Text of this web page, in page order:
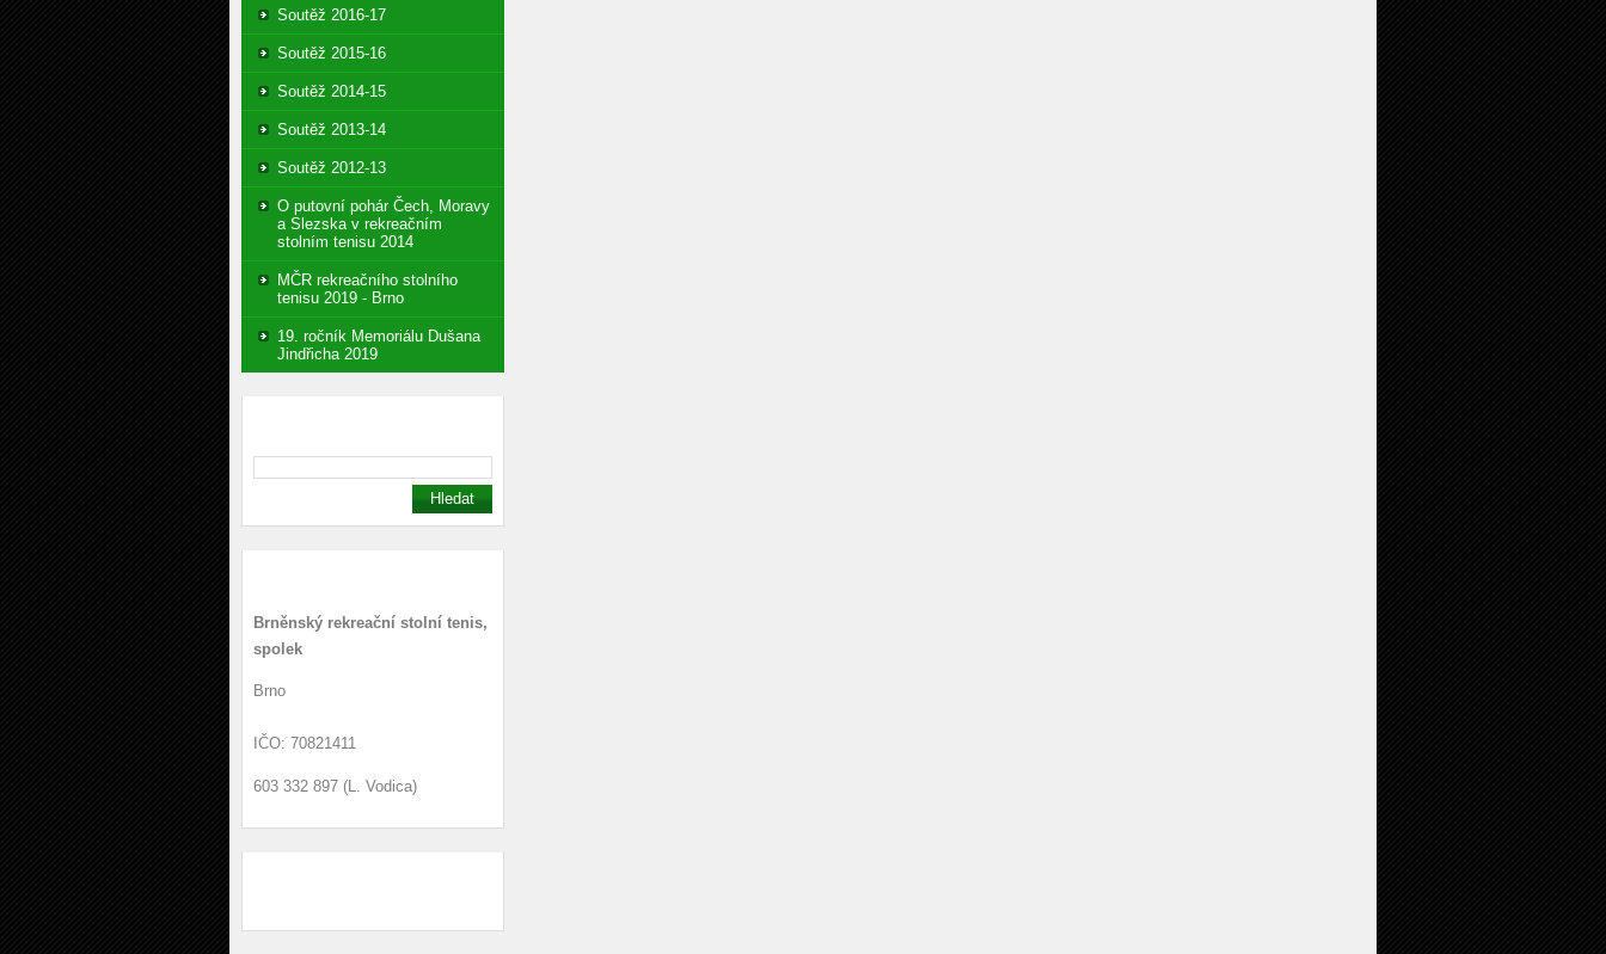
Soutěž 2016-17
Soutěž 2015-16
Soutěž 2014-15
Soutěž 2013-14
Soutěž 2012-13
O putovní pohár Čech, Moravy
a Slezska v rekreačním
stolním tenisu 2014
MČR rekreačního stolního
tenisu 2019 - Brno
19. ročník Memoriálu Dušana
Jindřicha 2019
Brněnský rekreační stolní tenis,
spolek
Brno
IČO: 70821411
603 332 897 (L. Vodica)